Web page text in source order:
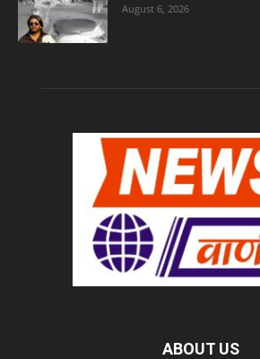
August 6, 2026
ABOUT US